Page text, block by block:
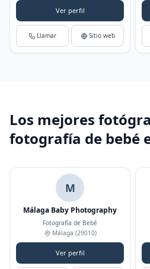
Ver perfil
Llamar Sitio web
Los mejores
fotografía de bebé
M
Málaga Baby Photography
Fotografía de Bebé
Málaga (29010)
Ver perfil